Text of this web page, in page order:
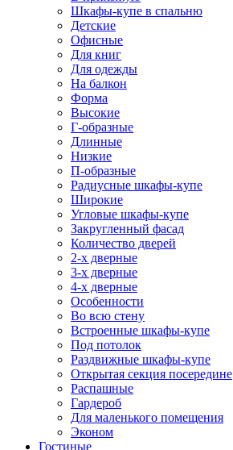
Шкафы-купе в спальню
Детские
Офисные
Для книг
Для одежды
На балкон
Форма
Высокие
Г-образные
Длинные
Низкие
П-образные
Радиусные шкафы-купе
Широкие
Угловые шкафы-купе
Закругленный фасад
Количество дверей
2-х дверные
3-х дверные
4-х дверные
Особенности
Во всю стену
Встроенные шкафы-купе
Под потолок
Раздвижные шкафы-купе
Открытая секция посередине
Распашные
Гардероб
Для маленького помещения
Эконом
Гостиные